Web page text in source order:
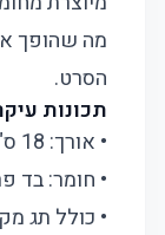
מה שהופך
הסרט.
תכונות
• אורך: 18 ס"מ - גודל אידיאלי להצגה ומשחק
• חומר: בד
• כולל תג